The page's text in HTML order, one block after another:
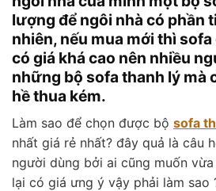
lượng để ngôi nhà có phần
nhiên, nếu mua mới thì
có giá khá cao nên nhiều
những bộ sofa thanh lý mà
hề thua kém.
Làm sao để chọn được bộ sofa
nhất giá rẻ nhất? đây quả là câu
người dùng bởi ai cũng muốn
lại có giá ưng ý vậy phải làm sao